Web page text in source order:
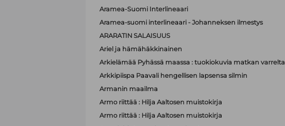
Aramea-Suomi Interlineaari
Aramea-suomi interlineaari - Johanneksen ilmestys
ARARATIN SALAISUUS
Ariel ja hämähäkkinainen
Arkielämää Pyhässä maassa : tuokiokuvia matkan varrelta
Arkkipiispa Paavali hengellisen lapsensa silmin
Armanin maailma
Armo riittää : Hilja Aaltosen muistokirja
Armo riittää : Hilja Aaltosen muistokirja